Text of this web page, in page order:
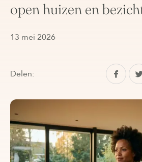
open huizen en
13 mei 2026
Delen: